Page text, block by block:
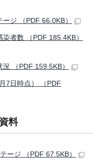
ジ （PDF 66.0KB）
者数 （PDF 185.4KB）
（PDF 159.5KB）
7日時点） （PDF
料
ージ （PDF 67.5KB）